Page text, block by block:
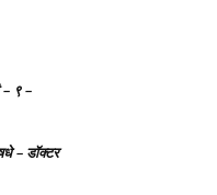
– ९ –
– डॉक्टर